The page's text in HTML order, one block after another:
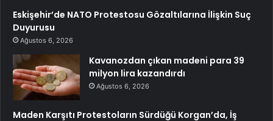
Eskişehir’de NATO Protestosu Gözaltılarına İlişkin Suç
Duyurusu
Ağustos 6, 2026
Kavanozdan çıkan madeni para 39
milyon lira kazandırdı
Ağustos 6, 2026
Maden Karşıtı Protestoların Sürdüğü Korgan’da, İş